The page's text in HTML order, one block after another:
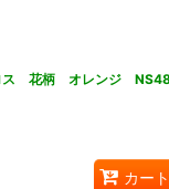
ス 花柄 オレンジ
カー